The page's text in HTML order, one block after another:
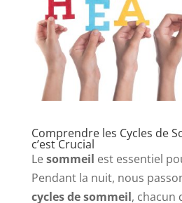
Comprendre les Cycles de
c’est Crucial
Lesommeil est essentiel
Pendant la nuit, nous
cycles de sommeil, chacun